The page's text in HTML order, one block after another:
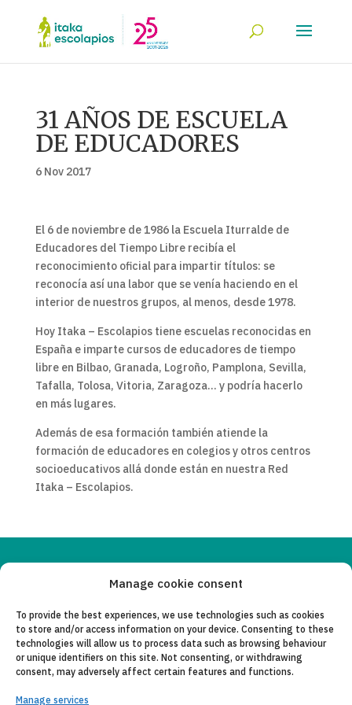
Manage cookie consent
To provide the best experiences, we use technologies such as cookies
to store and/or access information on your device. Consenting to these
technologies will allow us to process data such as browsing behaviour
or unique identifiers on this site. Not consenting, or withdrawing
consent, may adversely affect certain features and functions.
Manage services
31 AÑOS DE ESCUELA
DE EDUCADORES
6 Nov 2017
El 6 de noviembre de 1986 la Escuela Iturralde de
Educadores del Tiempo Libre recibía el
reconocimiento oficial para impartir títulos: se
reconocía así una labor que se venía haciendo en el
interior de nuestros grupos, al menos, desde 1978.
Hoy Itaka – Escolapios tiene escuelas reconocidas en
España e imparte cursos de educadores de tiempo
libre en Bilbao, Granada, Logroño, Pamplona, Sevilla,
Tafalla, Tolosa, Vitoria, Zaragoza… y podría hacerlo
en más lugares.
Además de esa formación también atiende la
formación de educadores en colegios y otros centros
socioeducativos allá donde están en nuestra Red
Itaka – Escolapios.
LEGAL NOTICE
PRIVACY POLICY